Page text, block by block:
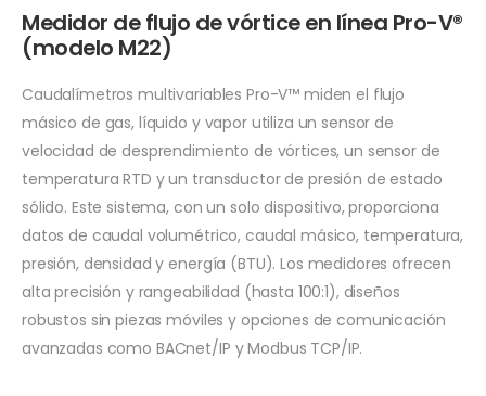
Medidor de flujo de vórtice en línea Pro-V®
(modelo M22)
Caudalímetros multivariables Pro-V™ miden el flujo
másico de gas, líquido y vapor utiliza un sensor de
velocidad de desprendimiento de vórtices, un sensor de
temperatura RTD y un transductor de presión de estado
sólido. Este sistema, con un solo dispositivo, proporciona
datos de caudal volumétrico, caudal másico, temperatura,
presión, densidad y energía (BTU). Los medidores ofrecen
alta precisión y rangeabilidad (hasta 100:1), diseños
robustos sin piezas móviles y opciones de comunicación
avanzadas como BACnet/IP y Modbus TCP/IP.